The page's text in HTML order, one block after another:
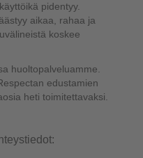
pidentyy.
aikaa, rahaa ja
koskee
huoltopalveluamme.
edustamien
heti toimitettavaksi.